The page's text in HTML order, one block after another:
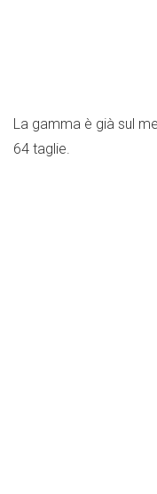
La gamma è già sul
64 taglie.